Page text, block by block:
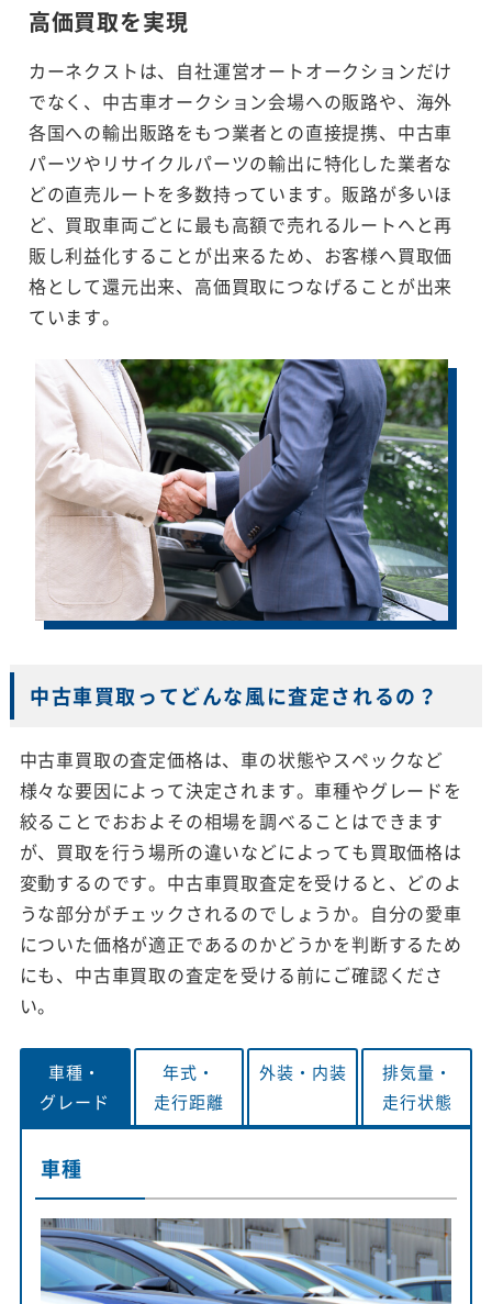
高価買取を実現
カーネクストは、自社運営オートオークションだけ
でなく、中古車オークション会場への販路や、海外
各国への輸出販路をもつ業者との直接提携、中古車
パーツやリサイクルパーツの輸出に特化した業者な
どの直売ルートを多数持っています。販路が多いほ
ど、買取車両ごとに最も高額で売れるルートへと再
販し利益化することが出来るため、お客様へ買取価
格として還元出来、高価買取につなげることが出来
ています。
中古車買取ってどんな風に査定されるの？
中古車買取の査定価格は、車の状態やスペックなど
様々な要因によって決定されます。車種やグレードを
絞ることでおおよその相場を調べることはできます
が、買取を行う場所の違いなどによっても買取価格は
変動するのです。中古車買取査定を受けると、どのよ
うな部分がチェックされるのでしょうか。自分の愛車
についた価格が適正であるのかどうかを判断するため
にも、中古車買取の査定を受ける前にご確認くださ
い。
車種・
グレード
年式・
走行距離
外装・ 内装
排気量・
走行状態
車種